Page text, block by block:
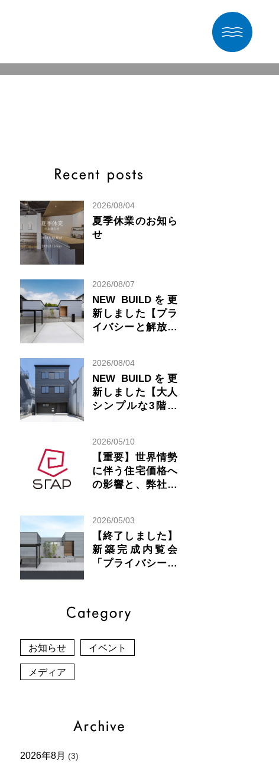
2026/08/04
夏季休業のお知ら
せ
2026/08/07
NEW BUILDを更
新しました【プラ
イバシーと解放感
2026/08/04
NEW BUILDを更
新しました【大人
シンプルな3階建
2026/05/10
【重要】世界情勢
に伴う住宅価格へ
の影響と、弊社の
2026/05/03
【終了しました】
新築完成内覧会
「プライバシーと
お知らせ イベント
メディア
2026年8月 (3)